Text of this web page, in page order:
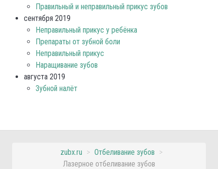
Правильный и неправильный прикус зубов
сентября 2019
Неправильный прикус у ребёнка
Препараты от зубной боли
Неправильный прикус
Наращивание зубов
августа 2019
Зубной налёт
zubx.ru > Отбеливание зубов >
Лазерное отбеливание зубов